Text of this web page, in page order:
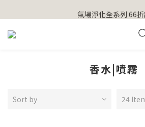
【官網獨家】首次消費 不限金額 即送
氣場淨化全系列 66折
【官網獨家】首次消費 不限金額 即送
香水|噴霧
Sort by 24